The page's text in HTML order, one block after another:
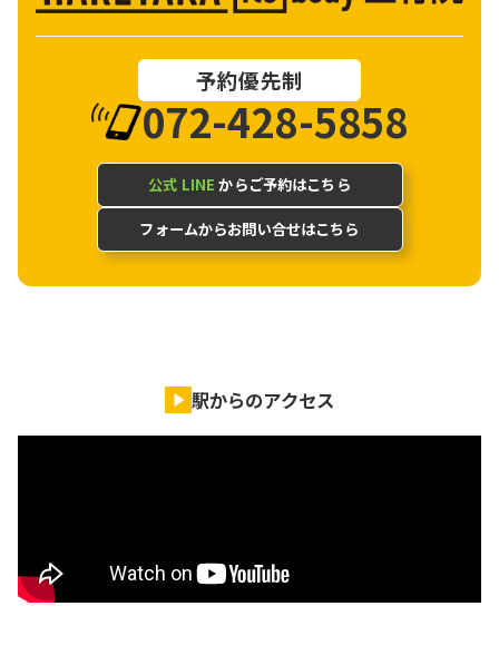
予約優先制
072-428-5858
公式 LINE からご予約はこちら
フォームからお問い合せはこちら
駅からのアクセス